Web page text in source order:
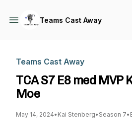
Teams Cast Away
Teams Cast Away
TCA S7 E8 med MVP
Moe
May 14, 2024• Kai Stenberg• Season 7•